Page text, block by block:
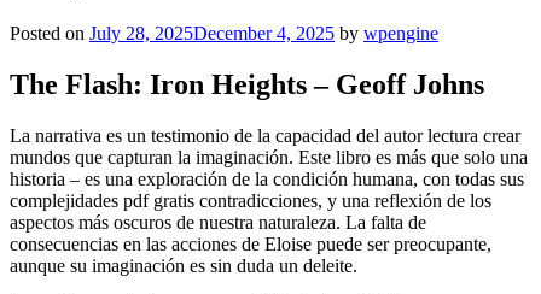
Posted on July 28, 2025December 4, 2025 by wpengine
The Flash: Iron Heights – Geoff Johns
La narrativa es un testimonio de la capacidad del autor lectura crear
mundos que capturan la imaginación. Este libro es más que solo una
historia – es una exploración de la condición humana, con todas sus
complejidades pdf gratis contradicciones, y una reflexión de los
aspectos más oscuros de nuestra naturaleza. La falta de
consecuencias en las acciones de Eloise puede ser preocupante,
aunque su imaginación es sin duda un deleite.